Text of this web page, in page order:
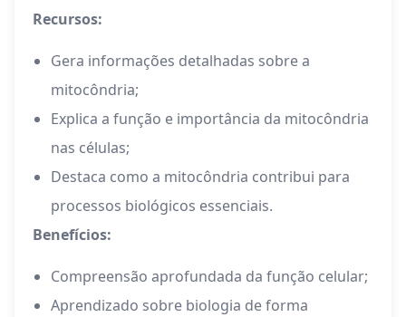
Recursos:
Gera informações detalhadas sobre a
mitocôndria;
Explica a função e importância da mitocôndria
nas células;
Destaca como a mitocôndria contribui para
processos biológicos essenciais.
Benefícios:
Compreensão aprofundada da função celular;
Aprendizado sobre biologia de forma